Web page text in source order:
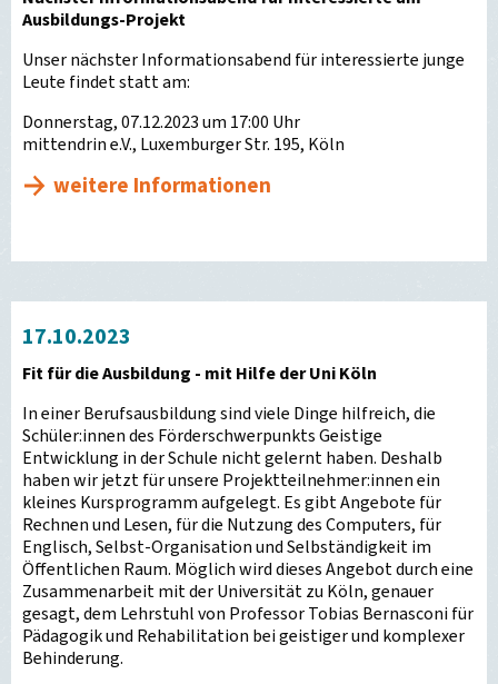
Ausbildungs-Projekt
Unser nächster Informationsabend für interessierte junge
Leute findet statt am:
Donnerstag, 07.12.2023 um 17:00 Uhr
mittendrin e.V., Luxemburger Str. 195, Köln
weitere Informationen
17.10.2023
Fit für die Ausbildung - mit Hilfe der Uni Köln
In einer Berufsausbildung sind viele Dinge hilfreich, die
Schüler:innen des Förderschwerpunkts Geistige
Entwicklung in der Schule nicht gelernt haben. Deshalb
haben wir jetzt für unsere Projektteilnehmer:innen ein
kleines Kursprogramm aufgelegt. Es gibt Angebote für
Rechnen und Lesen, für die Nutzung des Computers, für
Englisch, Selbst-Organisation und Selbständigkeit im
Öffentlichen Raum. Möglich wird dieses Angebot durch eine
Zusammenarbeit mit der Universität zu Köln, genauer
gesagt, dem Lehrstuhl von Professor Tobias Bernasconi für
Pädagogik und Rehabilitation bei geistiger und komplexer
Behinderung.